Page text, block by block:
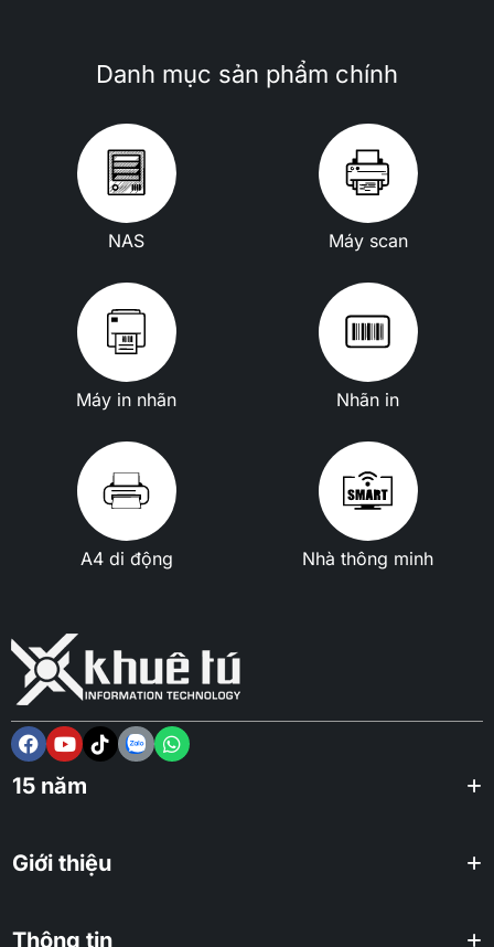
Danh mục sản phẩm chính
NAS Máy scan
Máy in nhãn Nhãn in
A4 di động Nhà thông minh
15 năm
Giới thiệu
Thông tin